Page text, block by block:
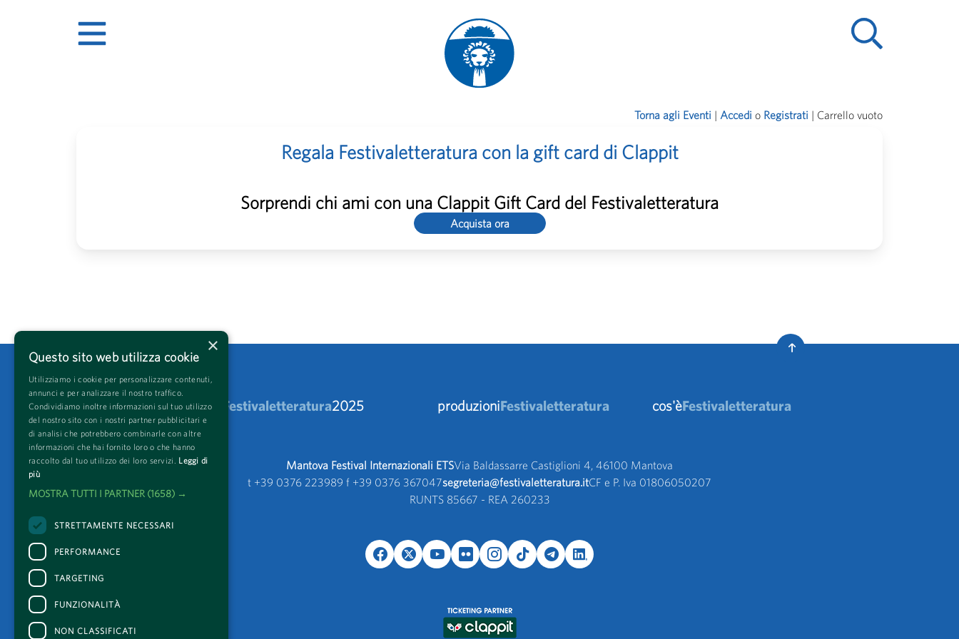
Carrello vuoto
|
Registrati
o
Accedi
|
Torna agli Eventi
Regala Festivaletteratura con la gift card di Clappit
Sorprendi chi ami con una Clappit Gift Card del Festivaletteratura
Acquista ora
Festivaletteratura2025 produzioniFestivaletteratura cos'èFestivaletteratura
Mantova Festival Internazionali ETSVia Baldassarre Castiglioni 4, 46100 Mantova
t +39 0376 223989 f +39 0376 367047 segreteria@festivaletteratura.itCF e P. Iva 01806050207
RUNTS 85667 - REA 260233
×
Questo sito web utilizza cookie
Utilizziamo i cookie per personalizzare contenuti,
annunci e per analizzare il nostro traffico.
Condividiamo inoltre informazioni sul tuo utilizzo
del nostro sito con i nostri partner pubblicitari e
di analisi che potrebbero combinarle con altre
informazioni che hai fornito loro o che hanno
raccolto dal tuo utilizzo dei loro servizi.
Leggi di
più
MOSTRA TUTTI I PARTNER (1658) →
STRETTAMENTE NECESSARI
PERFORMANCE
TARGETING
FUNZIONALITÀ
NON CLASSIFICATI